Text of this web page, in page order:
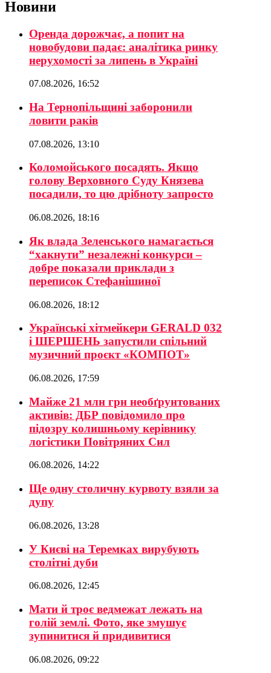
Новини
Оренда дорожчає, а попит на
новобудови падає: аналітика ринку
нерухомості за липень в Україні
07.08.2026, 16:52
На Тернопільщині заборонили
ловити раків
07.08.2026, 13:10
Коломойського посадять. Якщо
голову Верховного Суду Князева
посадили, то цю дрібноту запросто
06.08.2026, 18:16
Як влада Зеленського намагається
“хакнути” незалежні конкурси –
добре показали приклади з
переписок Стефанішиної
06.08.2026, 18:12
Українські хітмейкери GERALD 032
і ШЕРШЕНЬ запустили спільний
музичний проєкт «КОМПОТ»
06.08.2026, 17:59
Майже 21 млн грн необґрунтованих
активів: ДБР повідомило про
підозру колишньому керівнику
логістики Повітряних Сил
06.08.2026, 14:22
Ще одну столичну курвоту взяли за
дупу
06.08.2026, 13:28
У Києві на Теремках вирубують
столітні дуби
06.08.2026, 12:45
Мати й троє ведмежат лежать на
голій землі. Фото, яке змушує
зупинитися й придивитися
06.08.2026, 09:22